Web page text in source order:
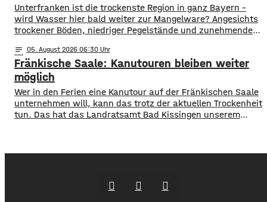
​​Unterfranken ist die trockenste Region in ganz Bayern –
wird Wasser hier bald weiter zur Mangelware? Angesichts
trockener Böden, niedriger Pegelstände und zunehmender
​Mit einem neuen Antrag fordern sie einen 10-Punkte-
Wasser-Notfallplan für Bayern. ​Die Grünen-Fraktion hat
dabei kurzfristige und langfristige Maßnahmen im Petto.
So sollen unter anderem
notes 05. August 2026 06:30
Fränkische Saale: Kanutouren bleiben weiter
möglich
Wer in den Ferien eine Kanutour auf der Fränkischen Saale
unternehmen will, kann das trotz der aktuellen Trockenheit
tun. Das hat das Landratsamt Bad Kissingen unserem